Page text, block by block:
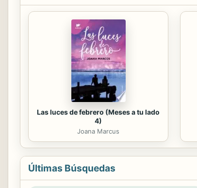
Las luces de febrero (Meses a tu lado
4)
Joana Marcus
Últimas Búsquedas